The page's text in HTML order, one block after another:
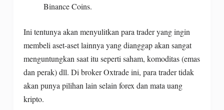
Binance Coins.
Ini tentunya akan menyulitkan para trader yang ingin
membeli aset-aset lainnya yang dianggap akan sangat
menguntungkan saat itu seperti saham, komoditas (emas
dan perak) dll. Di broker Oxtrade ini, para trader tidak
akan punya pilihan lain selain forex dan mata uang
kripto.